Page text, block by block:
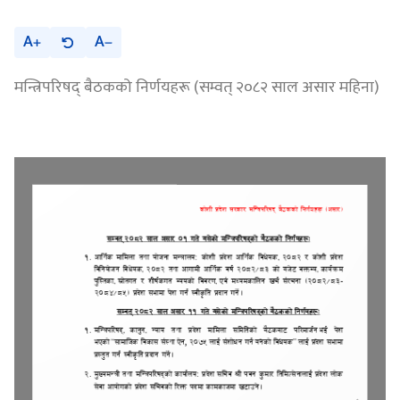
A
A
मन्त्रिपरिषद् बैठकको निर्णयहरू (सम्वत् २०८२ साल असार महिना)